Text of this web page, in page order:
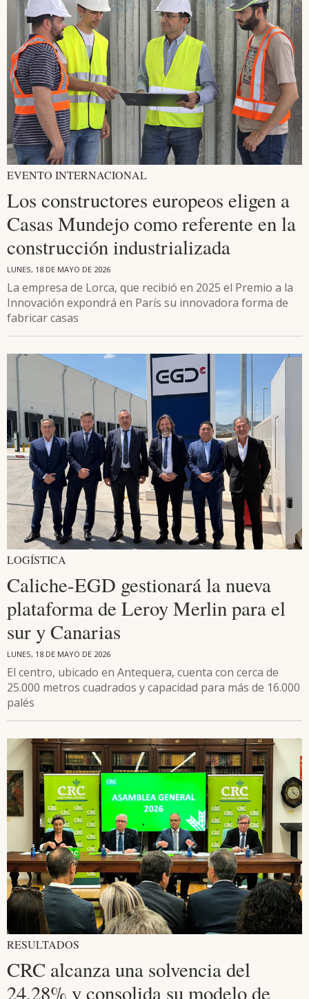
EVENTO INTERNACIONAL
Los constructores europeos eligen a
Casas Mundejo como referente en la
construcción industrializada
LUNES, 18 DE MAYO DE 2026
La empresa de Lorca, que recibió en 2025 el Premio a la
Innovación expondrá en París su innovadora forma de
fabricar casas
LOGÍSTICA
Caliche-EGD gestionará la nueva
plataforma de Leroy Merlin para el
sur y Canarias
LUNES, 18 DE MAYO DE 2026
El centro, ubicado en Antequera, cuenta con cerca de
25.000 metros cuadrados y capacidad para más de 16.000
palés
RESULTADOS
CRC alcanza una solvencia del
24,28% y consolida su modelo de